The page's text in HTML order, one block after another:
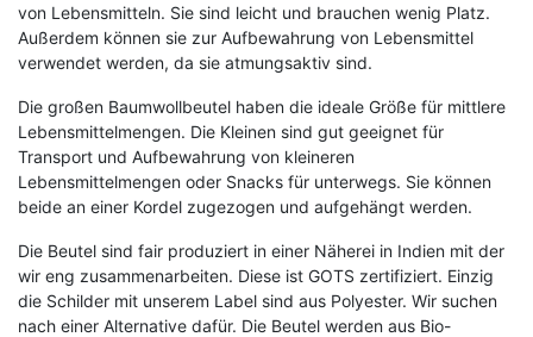
von Lebensmitteln. Sie sind leicht und brauchen wenig Platz.
Außerdem können sie zur Aufbewahrung von Lebensmittel
verwendet werden, da sie atmungsaktiv sind.
Die großen Baumwollbeutel haben die ideale Größe für mittlere
Lebensmittelmengen. Die Kleinen sind gut geeignet für
Transport und Aufbewahrung von kleineren
Lebensmittelmengen oder Snacks für unterwegs. Sie können
beide an einer Kordel zugezogen und aufgehängt werden.
Die Beutel sind fair produziert in einer Näherei in Indien mit der
wir eng zusammenarbeiten. Diese ist GOTS zertifiziert. Einzig
die Schilder mit unserem Label sind aus Polyester. Wir suchen
nach einer Alternative dafür. Die Beutel werden aus Bio-